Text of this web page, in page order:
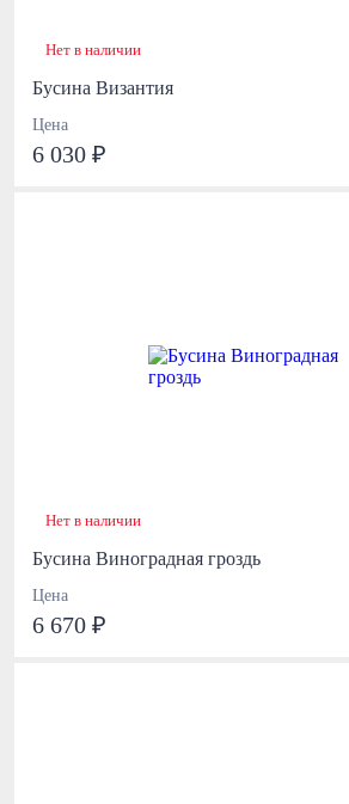
Нет в наличии
Бусина Византия
Цена
6 030 ₽
Нет в наличии
Бусина Виноградная гроздь
Цена
6 670 ₽